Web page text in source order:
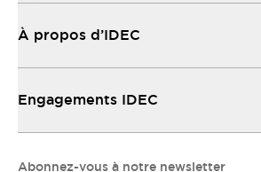
À propos d’IDEC
Engagements IDEC
Abonnez-vous à notre newsletter